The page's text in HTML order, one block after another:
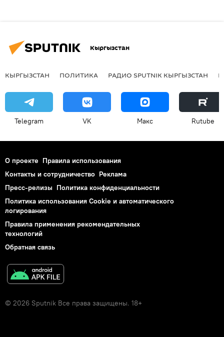
Кыргызстан
КЫРГЫЗСТАН ПОЛИТИКА РАДИО SPUTNIK КЫРГЫЗСТАН
Telegram VK Макс Rutube
О проекте Правила использования
Контакты и сотрудничество Реклама
Пресс-релизы Политика конфиденциальности
Политика использования Cookie и автоматического
логирования
Правила применения рекомендательных
технологий
Обратная связь
© 2026 Sputnik Все права защищены. 18+